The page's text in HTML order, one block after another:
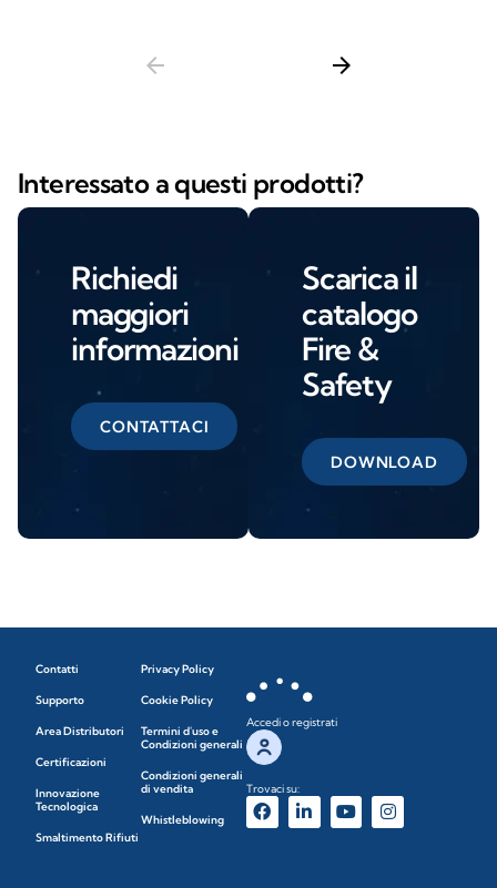
arrow_back arrow_forward
Interessato a questi prodotti?
Richiedi
maggiori
informazioni
CONTATTACI
Scarica il
catalogo
Fire &
Safety
DOWNLOAD
Contatti
Supporto
Area Distributori
Certificazioni
Innovazione
Tecnologica
Smaltimento Rifiuti
Privacy Policy
Cookie Policy
Termini d'uso e
Condizioni generali
Condizioni generali
di vendita
Whistleblowing
Accedi o registrati
Trovaci su: